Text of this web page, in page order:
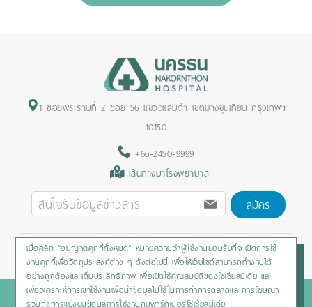
1 ซอยพระรามที่ 2 ซอย 56 แขวงแสมดำ เขตบางขุนเทียน กรุงเทพฯ
10150
+66-2450-9999
เส้นทางมาโรงพยาบาล
สมัคร
Privacy Policy/Cookies Policy/Sitemap/สิทธิผู้ป่วย
Copyright © 2020 Nakornthon Hospital. All rights reserved
เมื่อคลิก “อนุญาตคุกกี้ทั้งหมด” หมายความว่าผู้ใช้งานยอมรับที่จะเปิดการใช้
งานคุกกี้เพื่อวัตถุประสงค์ต่าง ๆ ดังต่อไปนี้ เพื่อให้เว็บไซต์สามารถทำงานได้
อย่างถูกต้องและเต็มประสิทธิภาพ เพื่อเปิดใช้คุณสมบัติของโซเชียลมีเดีย และ
เพื่อวิเคราะห์การเข้าใช้งานเพื่อนำข้อมูลไปใช้ในการทำการตลาดและการโฆษณา
รวมถึงการแบ่งปันข้อมูลการใช้งานกับพาร์ทเนอร์โซเชียลมีเดีย